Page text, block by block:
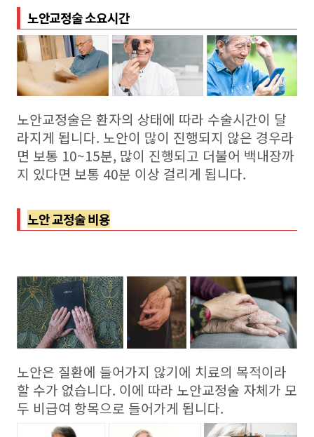
노안교정술 소요시간
노안교정술은 환자의 상태에 따라 수술시간이 달
라지게 됩니다. 노안이 많이 진행되지 않은 경우라
면 보통 10~15분, 많이 진행되고 더불어 백내장까
지 있다면 보통 40분 이상 걸리게 됩니다.
노안 교정술 비용
노안은 질환에 들어가지 않기에 치료의 목적이라
할 수가 없습니다. 이에 따라 노안교정술 자체가 모
두 비급여 항목으로 들어가게 됩니다.